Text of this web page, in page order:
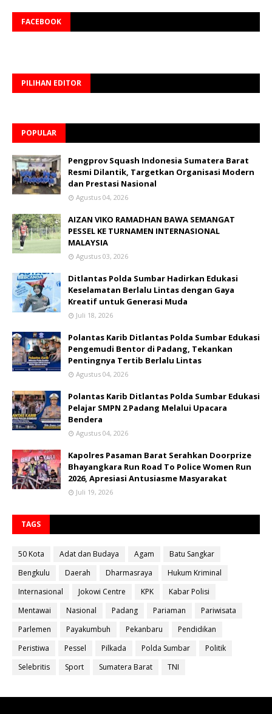
FACEBOOK
PILIHAN EDITOR
POPULAR
Pengprov Squash Indonesia Sumatera Barat
Resmi Dilantik, Targetkan Organisasi Modern
dan Prestasi Nasional
Agustus 04, 2026
AIZAN VIKO RAMADHAN BAWA SEMANGAT
PESSEL KE TURNAMEN INTERNASIONAL
MALAYSIA
Agustus 03, 2026
Ditlantas Polda Sumbar Hadirkan Edukasi
Keselamatan Berlalu Lintas dengan Gaya
Kreatif untuk Generasi Muda
Juli 18, 2026
Polantas Karib Ditlantas Polda Sumbar Edukasi
Pengemudi Bentor di Padang, Tekankan
Pentingnya Tertib Berlalu Lintas
Agustus 04, 2026
Polantas Karib Ditlantas Polda Sumbar Edukasi
Pelajar SMPN 2 Padang Melalui Upacara
Bendera
Agustus 04, 2026
Kapolres Pasaman Barat Serahkan Doorprize
Bhayangkara Run Road To Police Women Run
2026, Apresiasi Antusiasme Masyarakat
Juli 19, 2026
TAGS
50 Kota Adat dan Budaya Agam
Batu Sangkar
Bengkulu
Daerah Dharmasraya
Hukum Kriminal
Internasional
Jokowi Centre KPK
Kabar Polisi
Mentawai
Nasional Padang Pariaman
Pariwisata
Parlemen
Payakumbuh Pekanbaru
Pendidikan
Peristiwa
Pessel Pilkada Polda Sumbar
Politik
Selebritis
Sport Sumatera Barat TNI